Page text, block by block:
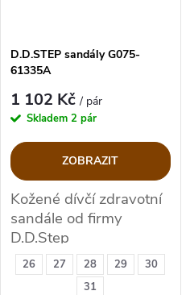
26 27 28 29
30
31
D.D.STEP sandály G075-
61335A
1 102 Kč/ pár
Skladem 2 pár
ZOBRAZIT
Kožené dívčí zdravotní
sandále od firmy
D.D.Step